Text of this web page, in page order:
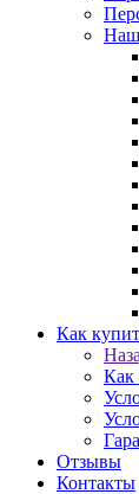
Как
Как
Отзывы
Контакты